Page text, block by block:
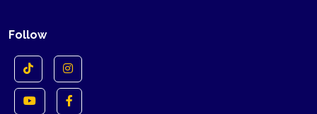
Follow